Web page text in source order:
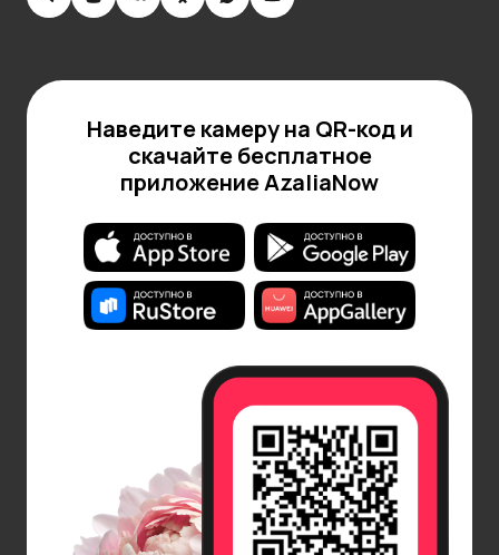
Наведите камеру на QR-код и
скачайте бесплатное
приложение AzaliaNow